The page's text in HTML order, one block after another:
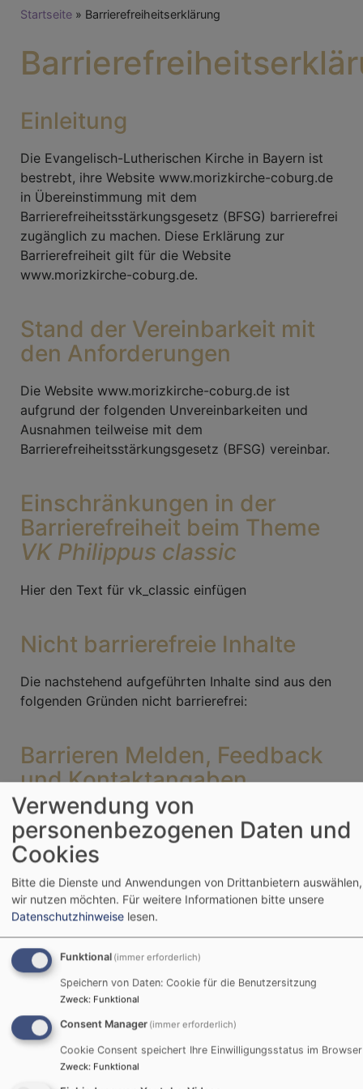
Breadcrumb
Startseite Barrierefreiheitserklärung
Einleitung
Die Evangelisch-Lutherischen Kirche in Bayern ist
bestrebt, ihre Website www.morizkirche-coburg.de
in Übereinstimmung mit dem
Barrierefreiheitsstärkungsgesetz (BFSG) barrierefrei
zugänglich zu machen. Diese Erklärung zur
Barrierefreiheit gilt für die Website
www.morizkirche-coburg.de.
Stand der Vereinbarkeit mit
den Anforderungen
Die Website www.morizkirche-coburg.de ist
aufgrund der folgenden Unvereinbarkeiten und
Ausnahmen teilweise mit dem
Barrierefreiheitsstärkungsgesetz (BFSG) vereinbar.
Einschränkungen in der
Barrierefreiheit beim Theme
VK Philippus classic
Hier den Text für vk_classic einfügen
Nicht barrierefreie Inhalte
Die nachstehend aufgeführten Inhalte sind aus den
folgenden Gründen nicht barrierefrei:
Barrieren Melden, Feedback
und Kontaktangaben
Sind Ihnen Barrieren beim Zugang zu Inhalten auf
www.morizkirche-coburg.de aufgefallen? Dann
können Sie sich gerne bei uns melden. Wir freuen
uns auf Ihr Feedback und bemühen uns, die
gemeldeten Barrieren in Rahmen der technischen
und wirtschaftlichen Möglichkeiten schnellstmöglich
zu beheben. Bitte teilen Sie uns mit, auf welche
Seite und bei welcher Funktion Sie auf Barrieren
gestoßen sind. Kopieren Sie hierfür einfach den Link
aus der Adresszeile Ihres Browsers. Sie können uns
über folgende Wege Barrieren melden:
Falls Sie keine zufriedenstellende Antwort auf Ihre
Anfrage zur Barrierefreiheit erhalten, haben Sie die
Möglichkeit, sich an die Schlichtungsstelle nach § 16
Verwendung von
personenbezogenen Daten und
Cookies
Bitte die Dienste und Anwendungen von Drittanbietern
wir nutzen möchten. Für weitere Informationen bitte unsere
Datenschutzhinweise lesen.
Funktional (immer erforderlich)
Speichern von Daten: Cookie für die Benutzersitzung
Zweck: Funktional
Consent Manager (immer erforderlich)
Cookie Consent speichert Ihre Einwilligungsstatus im Browser
Zweck: Funktional